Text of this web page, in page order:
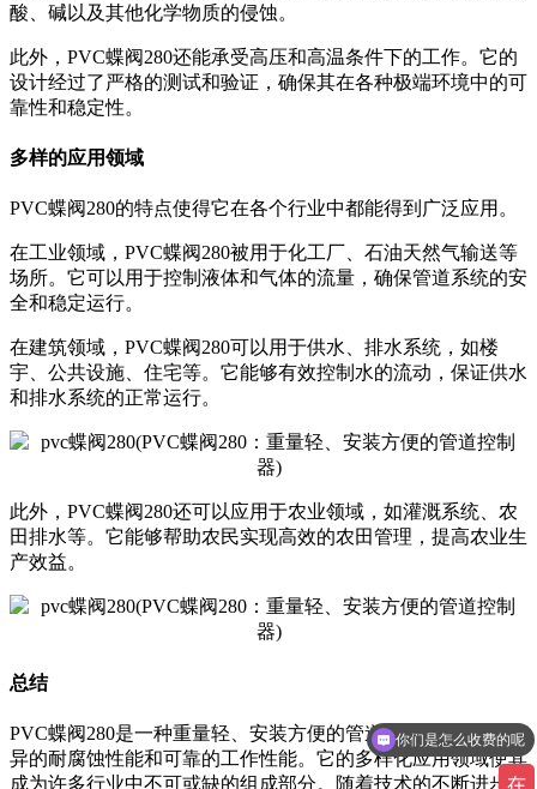
酸、碱以及其他化学物质的侵蚀。
此外，PVC蝶阀280还能承受高压和高温条件下的工作。它的
设计经过了严格的测试和验证，确保其在各种极端环境中的可
靠性和稳定性。
多样的应用领域
PVC蝶阀280的特点使得它在各个行业中都能得到广泛应用。
在工业领域，PVC蝶阀280被用于化工厂、石油天然气输送等
场所。它可以用于控制液体和气体的流量，确保管道系统的安
全和稳定运行。
在建筑领域，PVC蝶阀280可以用于供水、排水系统，如楼
宇、公共设施、住宅等。它能够有效控制水的流动，保证供水
和排水系统的正常运行。
此外，PVC蝶阀280还可以应用于农业领域，如灌溉系统、农
田排水等。它能够帮助农民实现高效的农田管理，提高农业生
产效益。
总结
PVC蝶阀280是一种重量轻、安装方便的管道控制器，具有优
异的耐腐蚀性能和可靠的工作性能。它的多样化应用领域使其
成为许多行业中不可或缺的组成部分。随着技术的不断进步和
你们是怎么收费的呢